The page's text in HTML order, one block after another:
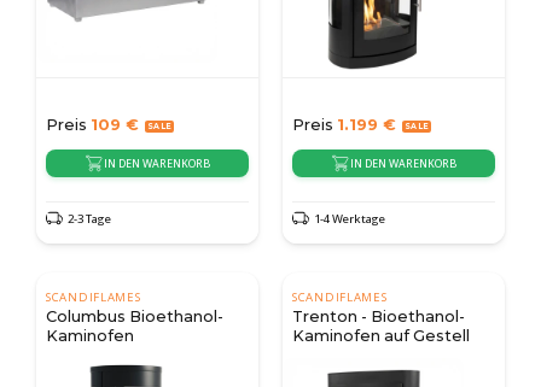
Preis 109 €
IN DEN WARENKORB
2-3 Tage
Preis 1.199 €
IN DEN WARENKORB
1-4 Werktage
SCANDIFLAMES
Columbus Bioethanol-
Kaminofen
SCANDIFLAMES
Trenton - Bioethanol-
Kaminofen auf Gestell